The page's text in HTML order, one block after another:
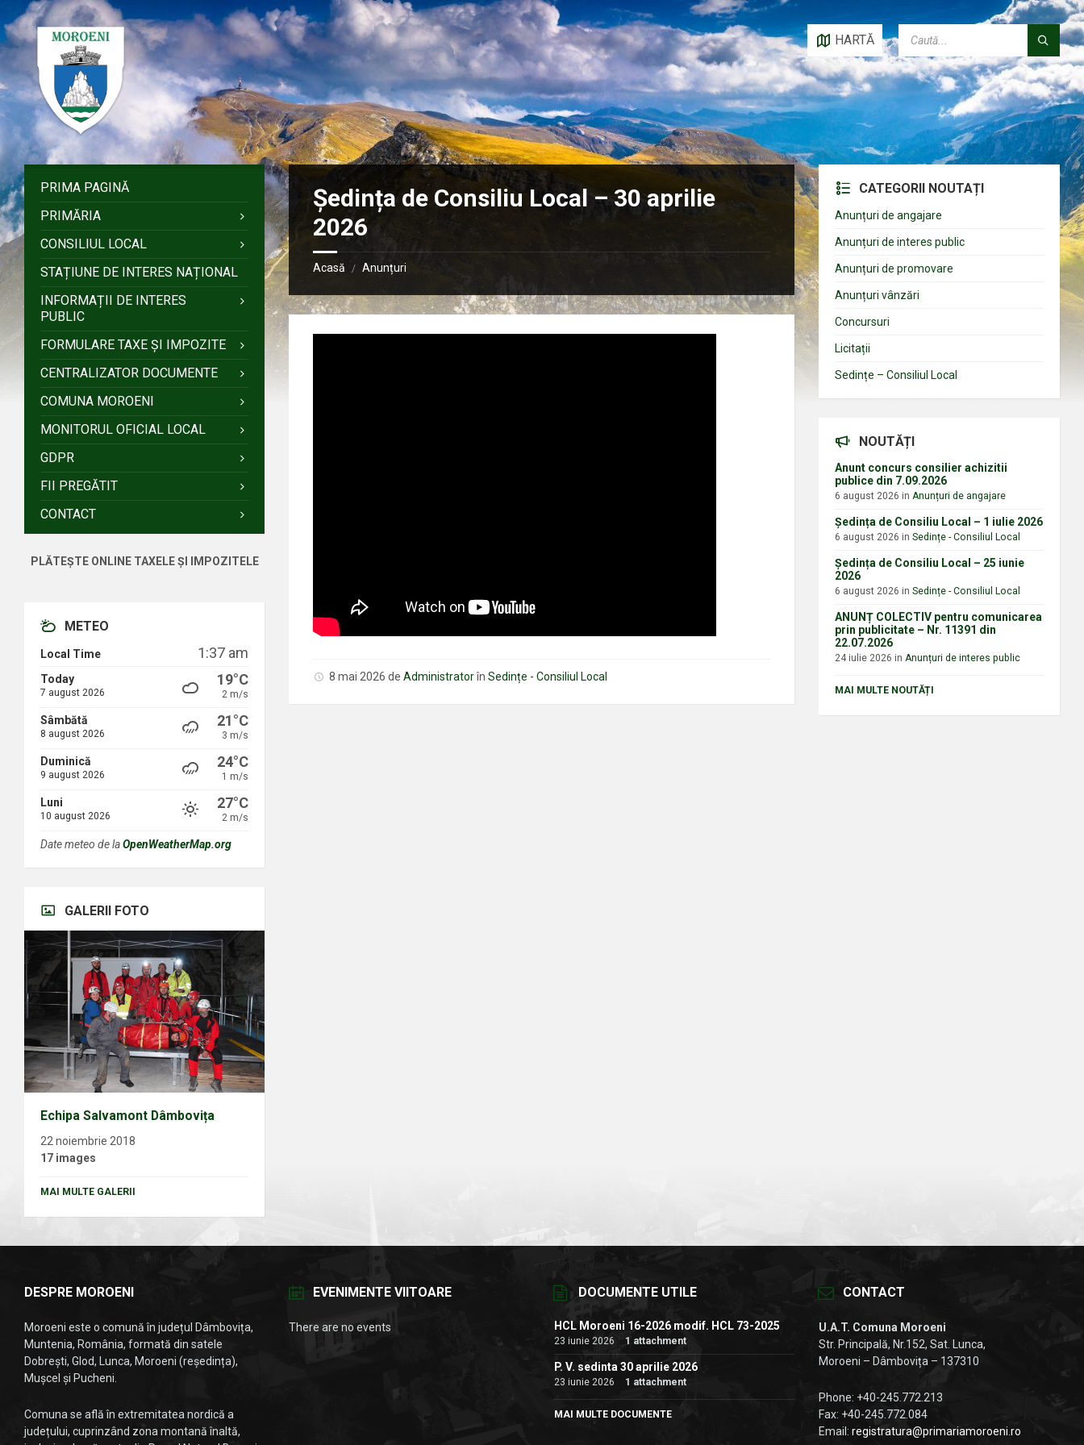
la
conținut
la
bara
laterală
stângă
la
bara
laterală
dreaptă
la
subsol
HARTĂ
Ședința de Consiliu Local – 30 aprilie
2026
Acasă / Anunțuri
8 mai 2026deAdministrator înSedințe - Consiliul Local
PRIMA PAGINĂ
PRIMĂRIA
CONSILIUL LOCAL
STAȚIUNE DE INTERES NAȚIONAL
INFORMAȚII DE INTERES
PUBLIC
FORMULARE TAXE ȘI IMPOZITE
CENTRALIZATOR DOCUMENTE
COMUNA MOROENI
MONITORUL OFICIAL LOCAL
GDPR
FII PREGĂTIT
CONTACT
PLĂTEȘTE ONLINE TAXELE ȘI IMPOZITELE
METEO
Local Time 1:37 am
Today
7 august 2026
19°C
2 m/s
Sâmbătă
8 august 2026
21°C
3 m/s
Duminică
9 august 2026
24°C
1 m/s
Luni
10 august 2026
27°C
2 m/s
Date meteo de laOpenWeatherMap.org
GALERII FOTO
Echipa Salvamont Dâmbovița
22 noiembrie 2018
17 images
MAI MULTE GALERII
CATEGORII NOUTAȚI
Anunțuri de angajare
Anunțuri de interes public
Anunțuri de promovare
Anunțuri vânzări
Concursuri
Licitații
Sedințe – Consiliul Local
NOUTĂȚI
Anunt concurs consilier achizitii
publice din 7.09.2026
6 august 2026inAnunțuri de angajare
Ședința de Consiliu Local – 1 iulie 2026
6 august 2026inSedințe - Consiliul Local
Ședința de Consiliu Local – 25 iunie
2026
6 august 2026inSedințe - Consiliul Local
ANUNȚ COLECTIV pentru comunicarea
prin publicitate – Nr. 11391 din
22.07.2026
24 iulie 2026inAnunțuri de interes public
MAI MULTE NOUTĂȚI
DESPRE MOROENI
Moroeni este o comună în județul Dâmbovița,
Muntenia, România, formată din satele
Dobrești, Glod, Lunca, Moroeni (reședința),
Mușcel și Pucheni.
Comuna se află în extremitatea nordică a
județului, cuprinzând zona montană înaltă,
EVENIMENTE VIITOARE
There are no events
DOCUMENTE UTILE
HCL Moroeni 16-2026 modif. HCL 73-2025
23 iunie 2026 1 attachment
P. V. sedinta 30 aprilie 2026
23 iunie 2026 1 attachment
MAI MULTE DOCUMENTE
CONTACT
U.A.T. Comuna Moroeni
Str. Principală, Nr.152, Sat. Lunca,
Moroeni – Dâmbovița – 137310
Phone: +40-245.772.213
Fax: +40-245.772.084
Email:registratura@primariamoroeni.ro